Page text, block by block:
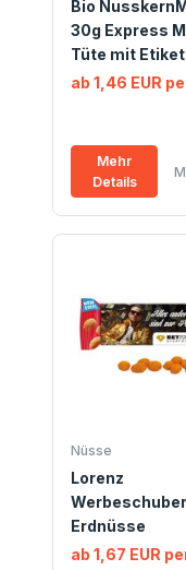
Bio
30g Express
Tüte mit
ab 1,46 EUR
Mehr
Details
Nüsse
Lorenz
Werbeschuber
Erdnüsse
ab 1,67 EUR